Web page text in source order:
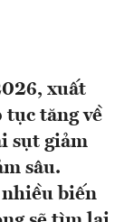
xuất
tục tăng về
sụt giảm
sâu.
biến